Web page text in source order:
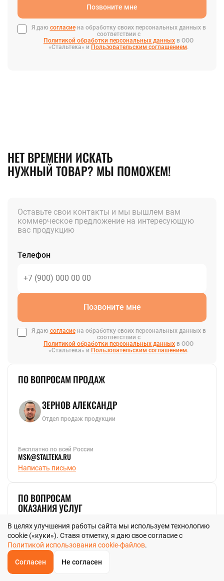
ОБРАТНЫЙЗВОНОК
Позвоните мне
Я даю согласиена обработку своих персональных данных в
соответствии с
Политикой обработки персональных данных в ООО
«Стальтека» и Пользовательским соглашением.
НЕТ ВРЕМЕНИ ИСКАТЬ
НУЖНЫЙ ТОВАР? МЫ ПОМОЖЕМ!
Оставьте свои контакты и мы вышлем вам
коммерческое предложение на интересующую
вас продукцию
Телефон
Позвоните мне
Я даю согласиена обработку своих персональных данных в
соответствии с
Политикой обработки персональных данных в ООО
«Стальтека» и Пользовательским соглашением.
ПО ВОПРОСАМ ПРОДАЖ
ЗЕРНОВ АЛЕКСАНДР
Отдел продаж продукции
Бесплатно по всей России
MSK@STALTEKA.RU
Написать письмо
ПО ВОПРОСАМ
ОКАЗАНИЯ УСЛУГ
КАРАНОВ АРТУР
Отдел производства
Главная
В целях улучшения работы сайта мы используем технологию
cookie («куки»). Ставя отметку, я даю свое согласие с
Политикой использования cookie-файлов.
Согласен Не согласен